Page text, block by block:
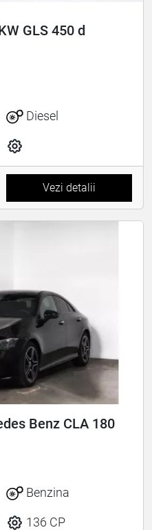
GLS 450 d
Diesel
Vezi detalii
Benz CLA 180
Benzina
136 CP